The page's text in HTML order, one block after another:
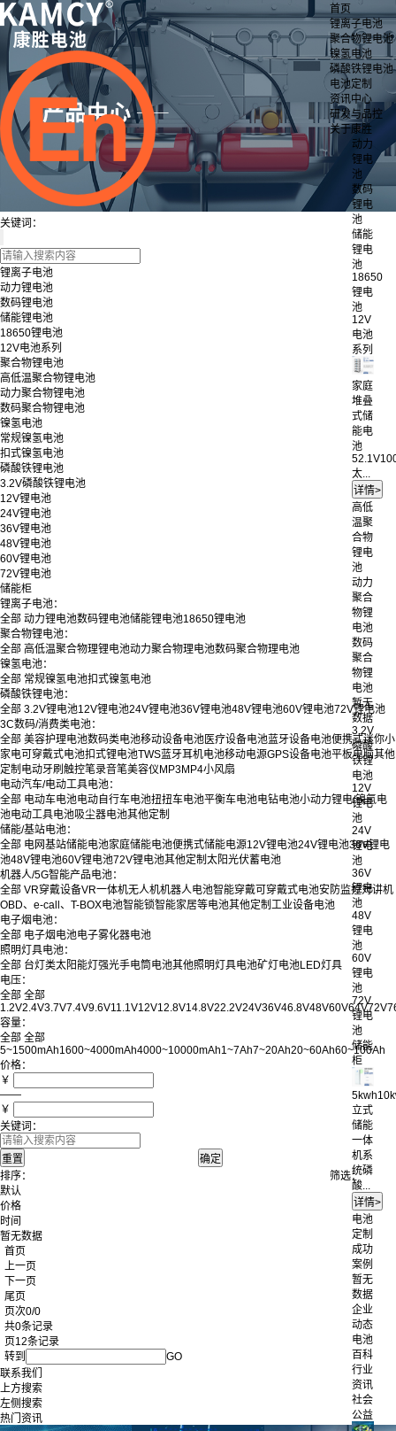
首页
锂离子电池
聚合物锂电池
镍氢电池
磷酸铁锂电池
电池定制
资讯中心
研发与品控
关于康胜
动力
锂电
池
数码
锂电
池
储能
锂电
池
18650
锂电
池
12V
电池
系列
家庭
堆叠
式储
能电
池
太...
高低
温聚
合物
锂电
池
动力
聚合
物锂
电池
数码
聚合
物锂
电池
暂无
数据
3.2V
磷酸
铁锂
电池
12V
锂电
池
24V
锂电
池
36V
锂电
池
48V
锂电
池
60V
锂电
池
72V
锂电
池
储能
柜
立式
储能
一体
机系
统磷
酸...
电池
定制
成功
案例
暂无
数据
企业
动态
电池
百科
行业
资讯
社会
公益
关键词：
锂离子电池
动力锂电池
数码锂电池
储能锂电池
18650锂电池
12V电池系列
聚合物锂电池
高低温聚合物锂电池
动力聚合物锂电池
数码聚合物锂电池
镍氢电池
常规镍氢电池
扣式镍氢电池
磷酸铁锂电池
3.2V磷酸铁锂电池
12V锂电池
24V锂电池
36V锂电池
48V锂电池
60V锂电池
72V锂电池
储能柜
锂离子电池：
全部 动力锂电池数码锂电池储能锂电池18650锂电池
聚合物锂电池：
全部 高低温聚合物理锂电池动力聚合物理电池数码聚合物理电池
镍氢电池：
全部 常规镍氢电池扣式镍氢电池
磷酸铁锂电池：
全部 3.2V锂电池12V锂电池24V锂电池36V锂电池48V锂电池60V锂电池72V锂电池
3C数码/消费类电池：
全部 美容护理电池数码类电池移动设备电池医疗设备电池蓝牙设备电池便携式迷你小
家电可穿戴式电池扣式锂电池TWS蓝牙耳机电池移动电源GPS设备电池平板电脑其他
定制 电动牙刷 触控笔录音笔美容仪 MP3MP4小风扇
电动汽车/电动工具电池：
全部 电动车电池电动自行车电池扭扭车电池平衡车电池电钻电池小动力锂电/镍氢电
池电动工具电池吸尘器电池其他定制
储能/基站电池：
全部 电网基站储能电池家庭储能电池便携式储能电源12V锂电池24V锂电池36V锂电
池48V锂电池60V锂电池72V锂电池其他定制 太阳光伏蓄电池
机器人/5G智能产品电池：
全部 VR穿戴设备VR一体机无人机机器人电池智能穿戴可穿戴式电池安防监控对讲机
OBD、e-call、T-BOX电池智能锁智能家居等电池其他定制 工业设备电池
电子烟电池：
全部 电子烟电池电子雾化器电池
照明灯具电池：
全部 台灯类太阳能灯 强光手电筒电池其他照明灯具电池矿灯电池LED灯具
电压：
全部 全部
1.2V2.4V3.7V7.4V9.6V11.1V12V12.8V14.8V22.2V24V36V46.8V48V60V64V72V
容量：
全部 全部
5~1500mAh1600~4000mAh4000~10000mAh1~7Ah7~20Ah20~60Ah60~100Ah
价格：
￥
——
￥
关键词：
排序：
默认
价格
时间
筛选：
暂无数据
首页
上一页
下一页
尾页
页次0/0
共0条记录
页12条记录
转到
GO
联系我们
上方搜索
左侧搜索
热门资讯